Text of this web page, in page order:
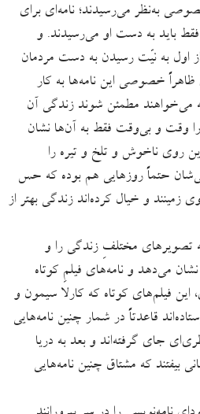
به‌نظر می‌رسیدند؛ نامه‌ای برای
باید به دست او می‌رسیدند. و
از اول به نیّت رسیدن به دست مردمان
خصوصی این نامه‌ها به کار
می‌خواهند مطمئن شوند زندگی آن
وقت و بی‌وقت فقط به آن‌ها نشان
روی ناخوش و تلخ و تیره را
حتماً روزهایی هم بوده که حس
و خیال کرده‌اند زندگی بهتر از
تصویرهای مختلفِ زندگی را و
می‌دهد و نامه‌های فیلمِ کوتاه
این فیلم‌های کوتاه که کارلا سیمون و
قاعدتاً در شمار چنین نامه‌هایی
جای گرفته‌اند و بعد به دریا
بیفتند که مشتاق چنین نامه‌هایی